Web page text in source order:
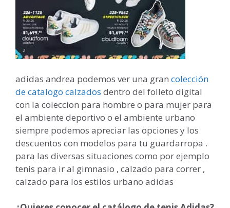
adidas andrea podemos ver una gran colección
de catalogo calzados dentro del folleto digital
con la coleccion para hombre o para mujer para
el ambiente deportivo o el ambiente urbano
siempre podemos apreciar las opciones y los
descuentos con modelos para tu guardarropa .
para las diversas situaciones como por ejemplo
tenis para ir al gimnasio , calzado para correr ,
calzado para los estilos urbano adidas